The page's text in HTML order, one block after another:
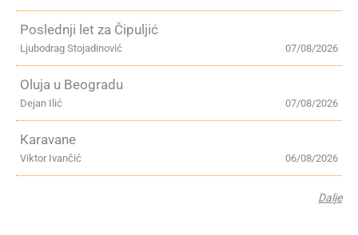
Poslednji let za Čipuljić
07/08/2026
Ljubodrag Stojadinović
Oluja u Beogradu
07/08/2026
Dejan Ilić
Karavane
06/08/2026
Viktor Ivančić
Dalje